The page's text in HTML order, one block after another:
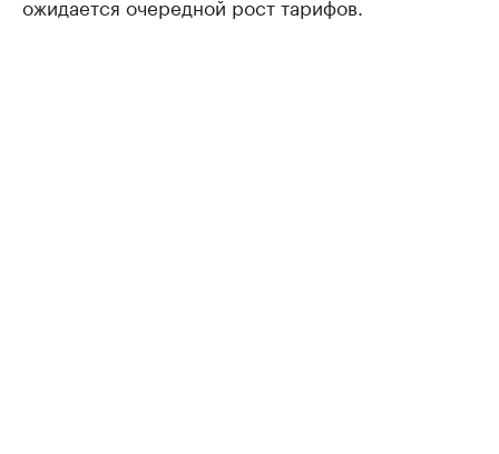
ожидается очередной рост тарифов.